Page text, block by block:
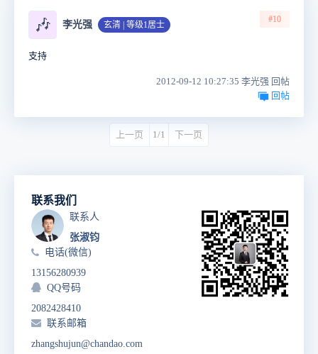
🎶 李光强 玄清 | 等级1居士
#10
支持
2012-09-12 10:27:35 李光强 回帖
回帖
上一页 1/1 下一页
联系我们
联系人
张淑钧
电话(微信)
13156280939
QQ号码
2082428410
联系邮箱
zhangshujun@chandao.com